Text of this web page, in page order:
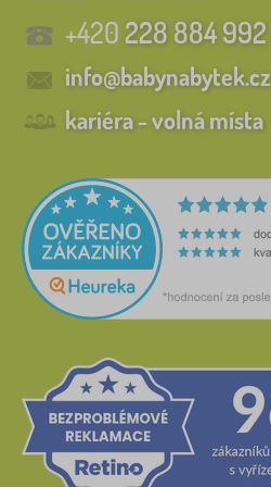
+420228 884 992
info@babynabytek.cz
kariéra - volná místa